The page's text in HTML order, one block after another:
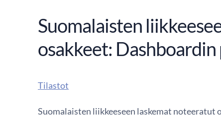
Suomalaisten
osakkeet:
Tilastot
Suomalaisten liikkeeseen laskemat noteeratut